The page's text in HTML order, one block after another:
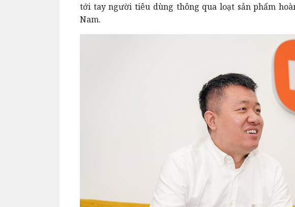
tới tay người tiêu dùng thông qua loạt sản phẩm
Nam.